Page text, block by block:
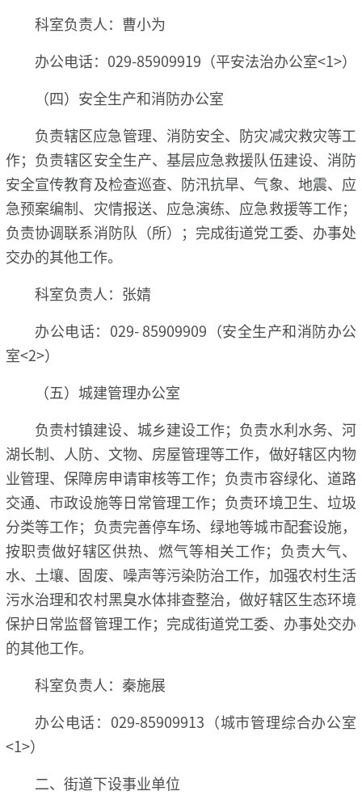
科室负责人：曹小为
办公电话：029-85909919（平安法治办公室<1>）
（四）安全生产和消防办公室
负责辖区应急管理、消防安全、防灾减灾救灾等工
作；负责辖区安全生产、基层应急救援队伍建设、消防
安全宣传教育及检查巡查、防汛抗旱、气象、地震、应
急预案编制、灾情报送、应急演练、应急救援等工作；
负责协调联系消防队（所）；完成街道党工委、办事处
交办的其他工作。
科室负责人：张婧
办公电话：029- 85909909（安全生产和消防办公
室<2>）
（五）城建管理办公室
负责村镇建设、城乡建设工作；负责水利水务、河
湖长制、人防、文物、房屋管理等工作，做好辖区内物
业管理、保障房申请审核等工作；负责市容绿化、道路
交通、市政设施等日常管理工作；负责环境卫生、垃圾
分类等工作；负责完善停车场、绿地等城市配套设施，
按职责做好辖区供热、燃气等相关工作；负责大气、
水、土壤、固废、噪声等污染防治工作，加强农村生活
污水治理和农村黑臭水体排查整治，做好辖区生态环境
保护日常监督管理工作；完成街道党工委、办事处交办
的其他工作。
科室负责人：秦施展
办公电话：029-85909913（城市管理综合办公室
<1>）
二、街道下设事业单位